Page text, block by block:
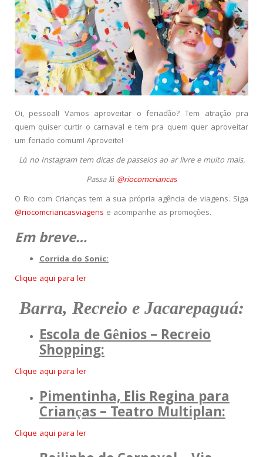
Oi, pessoal! Vamos aproveitar o feriadão? Tem atração pra
quem quiser curtir o carnaval e tem pra quem quer aproveitar
um feriado comum! Aproveite!
Lá no Instagram tem dicas de passeios ao ar livre e muito mais.
Passa lá @riocomcriancas
O Rio com Crianças tem a sua própria agência de viagens. Siga
@riocomcriancasviagens e acompanhe as promoções.
Em breve…
Corrida do Sonic:
Clique aqui para ler
Barra, Recreio e Jacarepaguá:
Escola de Gênios – Recreio
Shopping:
Clique aqui para ler
Pimentinha, Elis Regina para
Crianças – Teatro Multiplan:
Clique aqui para ler